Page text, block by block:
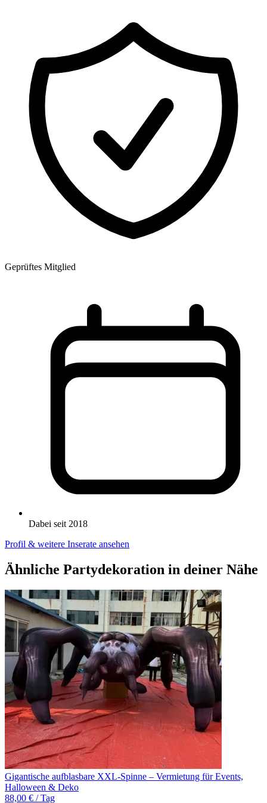
Geprüftes Mitglied
Dabei seit 2018
Profil & weitere Inserate ansehen
Ähnliche Partydekoration in deiner Nähe
Gigantische aufblasbare XXL-Spinne – Vermietung für Events,
Halloween & Deko
88,00 € / Tag